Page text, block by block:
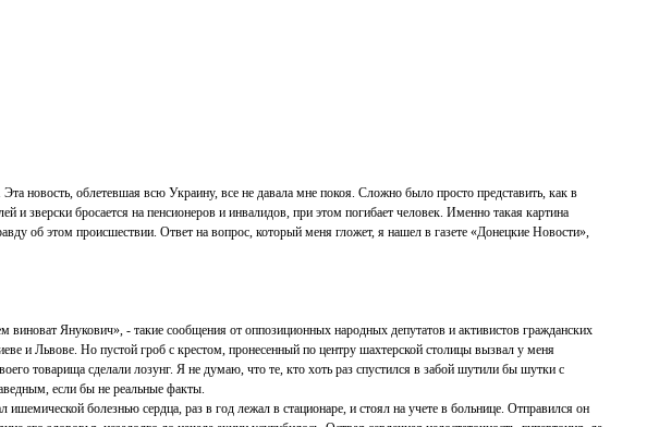
новость, облетевшая всю Украину, все не давала мне покоя. Сложно было просто представить, как в
зверски бросается на пенсионеров и инвалидов, при этом погибает человек. Именно такая картина
об этом происшествии. Ответ на вопрос, который меня гложет, я нашел в газете «Донецкие Новости»,
Янукович», - такие сообщения от оппозиционных народных депутатов и активистов гражданских
и Львове. Но пустой гроб с крестом, пронесенный по центру шахтерской столицы вызвал у меня
товарища сделали лозунг. Я не думаю, что те, кто хоть раз спустился в забой шутили бы шутки с
если бы не реальные факты.
болезнью сердца, раз в год лежал в стационаре, и стоял на учете в больнице. Отправился он